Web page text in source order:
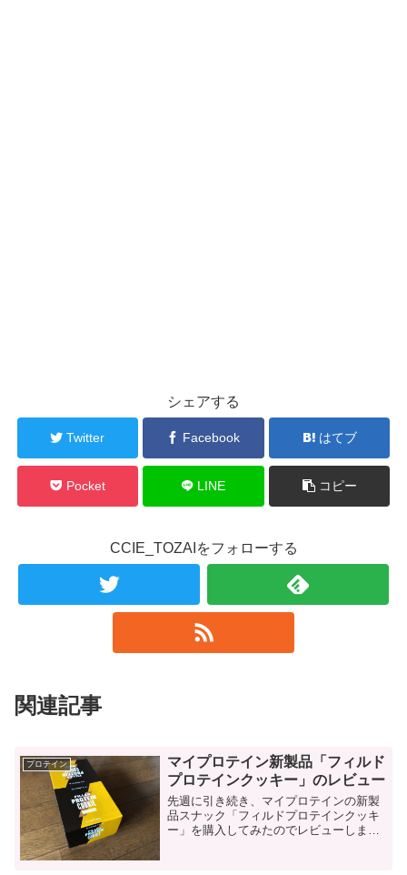
シェアする
Twitter Facebook はてブ
Pocket LINE コピー
CCIE_TOZAIをフォローする
関連記事
プロテイン
マイプロテイン新製品「フィルド
プロテインクッキー」のレビュー
先週に引き続き、マイプロテインの新製
品スナック「フィルドプロテインクッキ
ー」を購入してみたのでレビューしま